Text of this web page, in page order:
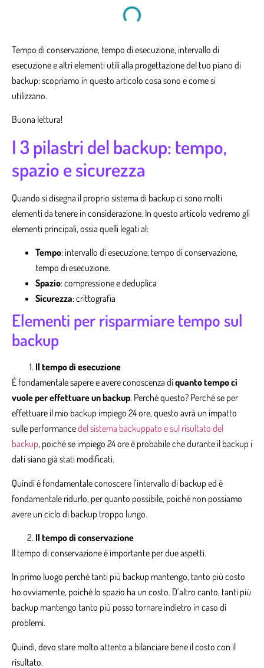
Tempo di conservazione, tempo di esecuzione, intervallo di
esecuzione e altri elementi utili alla progettazione del tuo piano di
backup: scopriamo in questo articolo cosa sono e come si
utilizzano.
Buona lettura!
I 3 pilastri del backup: tempo,
spazio e sicurezza
Quando si disegna il proprio sistema di backup ci sono molti
elementi da tenere in considerazione. In questo articolo vedremo gli
elementi principali, ossia quelli legati al:
Tempo: intervallo di esecuzione, tempo di conservazione,
tempo di esecuzione.
Spazio: compressione e deduplica
Sicurezza: crittografia
Elementi per risparmiare tempo sul
backup
Il tempo di esecuzione
È fondamentale sapere e avere conoscenza diquanto tempo ci
vuole per effettuare un backup. Perché questo? Perché se per
effettuare il mio backup impiego 24 ore, questo avrà un impatto
sulle performancedel sistema backuppato e sul risultato del
backup, poiché se impiego 24 ore è probabile che durante il backup i
dati siano già stati modificati.
Quindi è fondamentale conoscere l’intervallo di backup ed è
fondamentale ridurlo, per quanto possibile, poiché non possiamo
avere un ciclo di backup troppo lungo.
Il tempo di conservazione
Il tempo di conservazione è importante per due aspetti.
In primo luogo perché tanti più backup mantengo, tanto più costo
ho ovviamente, poiché lo spazio ha un costo. D’altro canto, tanti più
backup mantengo tanto più posso tornare indietro in caso di
problemi.
Quindi, devo stare molto attento a bilanciare bene il costo con il
risultato.